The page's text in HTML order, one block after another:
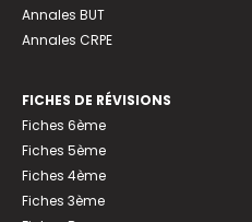
Annales BUT
Annales CRPE
FICHES DE RÉVISIONS
Fiches 6ème
Fiches 5ème
Fiches 4ème
Fiches 3ème